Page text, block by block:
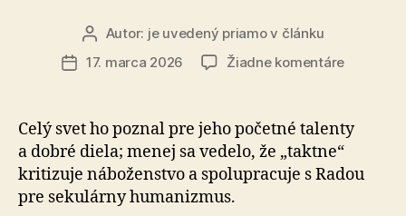
Autor
článku
Autor: je uvedený priamo v článku
Dátum
17. marca 2026 Žiadne komentárena
Peter
Celý svet ho poznal pre jeho početné talenty
a dobré diela; menej sa vedelo, že „taktne“
kritizuje náboženstvo a spo­lu­pra­cu­je s Radou
pre sekulárny humanizmus.